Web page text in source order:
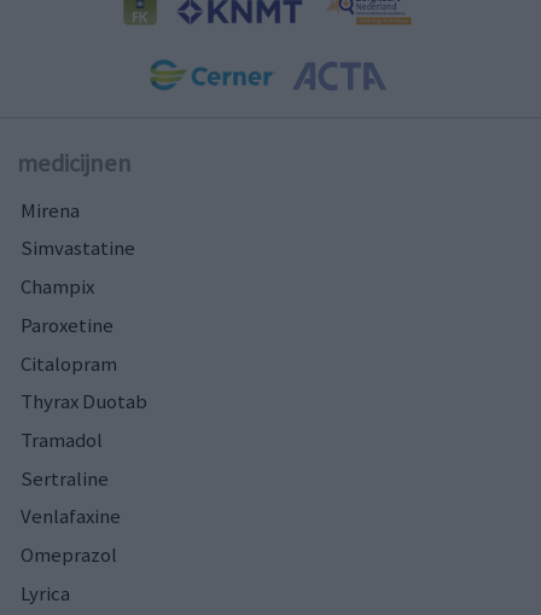
medicijnen
Mirena
Simvastatine
Champix
Paroxetine
Citalopram
Thyrax Duotab
Tramadol
Sertraline
Venlafaxine
Omeprazol
Lyrica